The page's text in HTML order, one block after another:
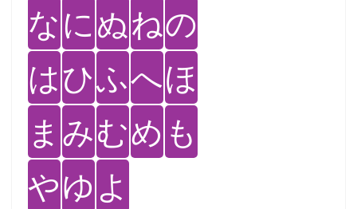
なにぬねの
はひふへほ
ま みむめ も
やゆ よ